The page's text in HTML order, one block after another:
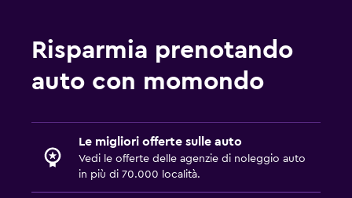
Risparmia prenotando
auto con momondo
Le migliori offerte sulle auto
Vedi le offerte delle agenzie di noleggio auto
in più di 70.000 località.